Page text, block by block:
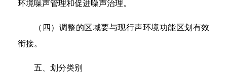
环境噪声管理和促进噪声治理。
（四）调整的区域要与现行声环境功能区划有效
衔接。
五、划分类别